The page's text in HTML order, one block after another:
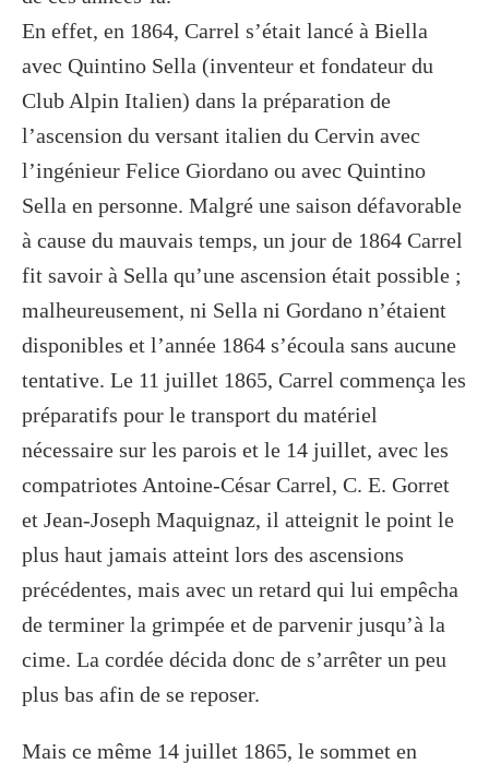
En effet, en 1864, Carrel s’était lancé à Biella
avec Quintino Sella (inventeur et fondateur du
Club Alpin Italien) dans la préparation de
l’ascension du versant italien du Cervin avec
l’ingénieur Felice Giordano ou avec Quintino
Sella en personne. Malgré une saison défavorable
à cause du mauvais temps, un jour de 1864 Carrel
fit savoir à Sella qu’une ascension était possible ;
malheureusement, ni Sella ni Gordano n’étaient
disponibles et l’année 1864 s’écoula sans aucune
tentative. Le 11 juillet 1865, Carrel commença les
préparatifs pour le transport du matériel
nécessaire sur les parois et le 14 juillet, avec les
compatriotes Antoine-César Carrel, C. E. Gorret
et Jean-Joseph Maquignaz, il atteignit le point le
plus haut jamais atteint lors des ascensions
précédentes, mais avec un retard qui lui empêcha
de terminer la grimpée et de parvenir jusqu’à la
cime. La cordée décida donc de s’arrêter un peu
plus bas afin de se reposer.
Mais ce même 14 juillet 1865, le sommet en